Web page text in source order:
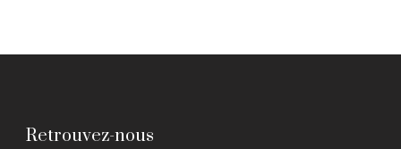
Retrouvez-nous